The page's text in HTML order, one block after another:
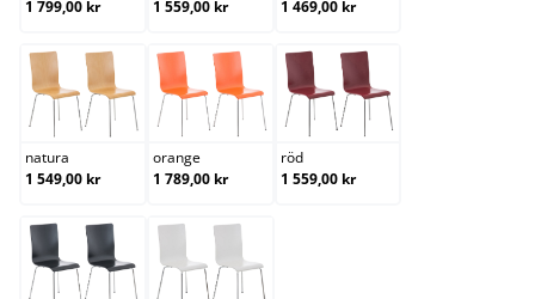
1 799,00 kr
1 559,00 kr
1 469,00 kr
natura
natura
1 549,00 kr
orange
orange
1 789,00 kr
röd
röd
1 559,00 kr
svart vit